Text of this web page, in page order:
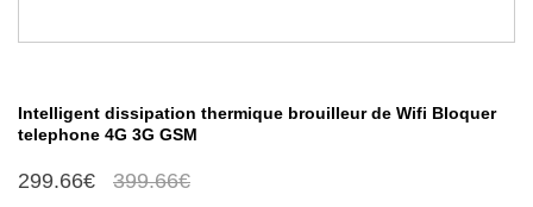
Intelligent dissipation thermique brouilleur de Wifi Bloquer
telephone 4G 3G GSM
299.66€ 399.66€